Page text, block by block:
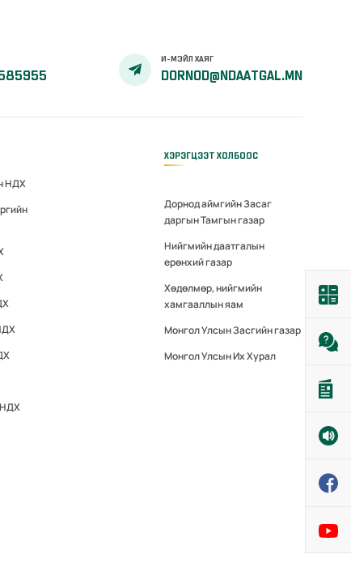
И-МЭЙЛ ХАЯГ
DORNOD@NDAATGAL.MN
НДХ
НДХ
ХЭРЭГЦЭЭТ ХОЛБООС
Дорнод аймгийн Засаг
даргын Тамгын газар
Нийгмийн даатгалын
ерөнхий газар
Хөдөлмөр, нийгмийн
хамгааллын яам
Монгол Улсын Засгийн газар
Монгол Улсын Их Хурал